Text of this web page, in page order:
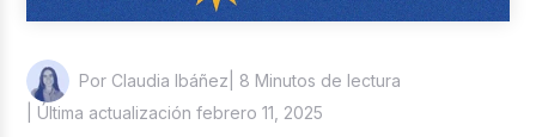
Por Claudia Ibáñez | 8 Minutos de lectura
| Última actualización febrero 11, 2025